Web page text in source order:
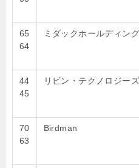
65
64
ミダックホールディン
44
45
リビン・テクノロジーズ
70
63
Birdman